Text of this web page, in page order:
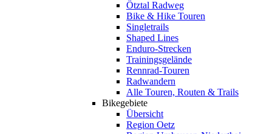
Ötztal Radweg
Bike & Hike Touren
Singletrails
Shaped Lines
Enduro-Strecken
Trainingsgelände
Rennrad-Touren
Radwandern
Alle Touren, Routen & Trails
Bikegebiete
Übersicht
Region Oetz